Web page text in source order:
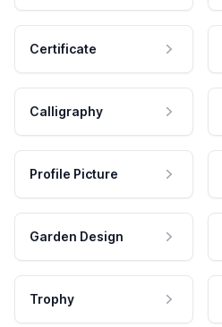
Certificate
Calligraphy
Profile Picture
Garden Design
Trophy